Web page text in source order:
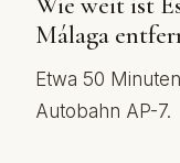
Málaga
Etwa 50
Autobahn AP-7.